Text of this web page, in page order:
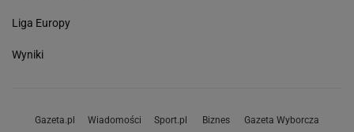
Liga Europy
Wyniki
Gazeta.pl Wiadomości Sport.pl Biznes Gazeta Wyborcza